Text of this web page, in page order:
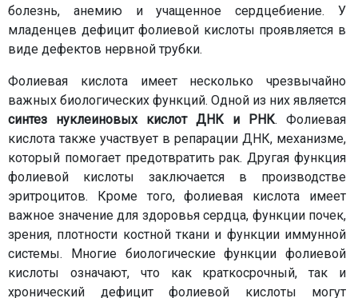
болезнь, анемию и учащенное сердцебиение. У
младенцев дефицит фолиевой кислоты проявляется в
виде дефектов нервной трубки.
Фолиевая кислота имеет несколько чрезвычайно
важных биологических функций. Одной из них является
синтез нуклеиновых кислот ДНК и РНК. Фолиевая
кислота также участвует в репарации ДНК, механизме,
который помогает предотвратить рак. Другая функция
фолиевой кислоты заключается в производстве
эритроцитов. Кроме того, фолиевая кислота имеет
важное значение для здоровья сердца, функции почек,
зрения, плотности костной ткани и функции иммунной
системы. Многие биологические функции фолиевой
кислоты означают, что как краткосрочный, так и
хронический дефицит фолиевой кислоты могут